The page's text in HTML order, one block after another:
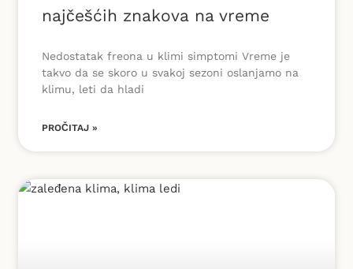
najčešćih znakova na vreme
Nedostatak freona u klimi simptomi Vreme je
takvo da se skoro u svakoj sezoni oslanjamo na
klimu, leti da hladi
PROČITAJ »